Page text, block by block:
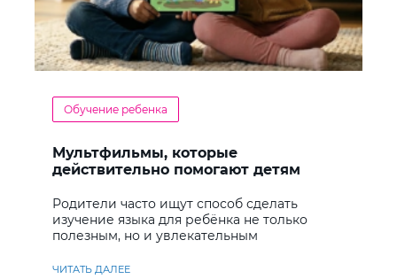
Обучение ребенка
Мультфильмы, которые
действительно помогают детям
Родители часто ищут способ сделать
изучение языка для ребёнка не только
полезным, но и увлекательным
ЧИТАТЬ ДАЛЕЕ